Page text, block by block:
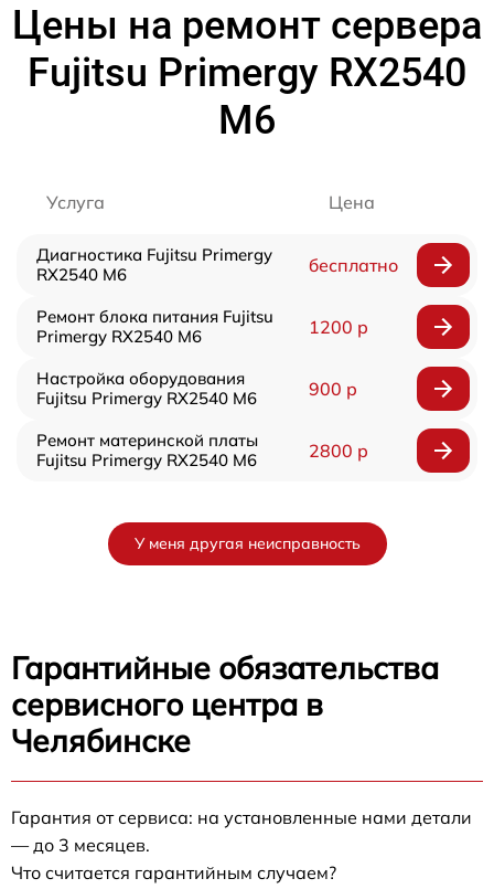
Цены на ремонт сервера
Fujitsu Primergy RX2540
M6
Услуга Цена
Диагностика Fujitsu Primergy
RX2540 M6
бесплатно
Ремонт блока питания Fujitsu
Primergy RX2540 M6
1200 р
Настройка оборудования
Fujitsu Primergy RX2540 M6
900 р
Ремонт материнской платы
Fujitsu Primergy RX2540 M6
2800 р
У меня другая неисправность
Гарантийные обязательства
сервисного центра в
Челябинске
Гарантия от сервиса: на установленные нами детали
— до 3 месяцев.
Что считается гарантийным случаем?